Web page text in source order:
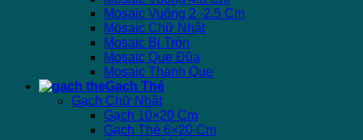
Mosaic Vuông 2 -2.5 Cm
Mosaic Chữ Nhật
Mosaic Bi Tròn
Mosaic Que Đũa
Mosaic Thanh Que
Gạch Thẻ
Gạch Chữ Nhật
Gạch 10×20 Cm
Gạch Thẻ 6×20 Cm